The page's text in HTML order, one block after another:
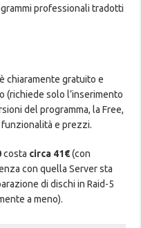
professionali tradotti
chiaramente gratuito e
(richiede solo l’inserimento
del programma, la Free,
funzionalità e prezzi.
costa circa 41€(con
con quella Server sta
di dischi in Raid-5
a meno).